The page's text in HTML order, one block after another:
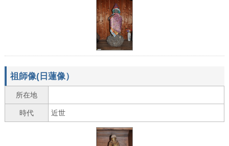
祖師像(日蓮像）
所在地
時代 近世